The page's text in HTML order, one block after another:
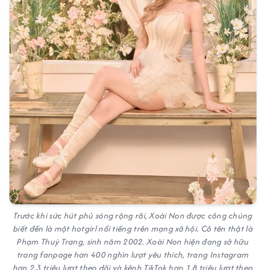
Trước khi sức hút phủ sóng rộng rãi, Xoài Non được công chúng
biết đến là một hotgirl nổi tiếng trên mạng xã hội. Cô tên thật là
Phạm Thuỳ Trang, sinh năm 2002. Xoài Non hiện đang sở hữu
trang fanpage hơn 400 nghìn lượt yêu thích, trang Instagram